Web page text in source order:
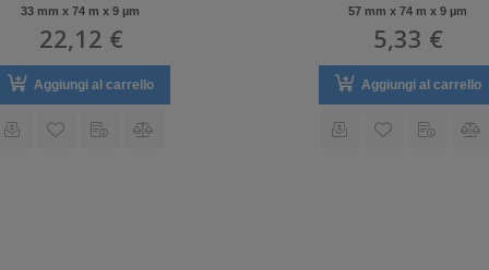
33 mm x 74 m x 9 µm
22,12 €
Aggiungi al carrello
57 mm x 74 m x 9 µm
5,33 €
Aggiungi al carrello